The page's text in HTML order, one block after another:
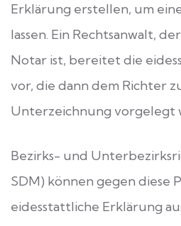
Erklärung erstellen, um
lassen. Ein Rechtsanwalt,
Notar ist, bereitet die
vor, die dann dem Richter
Unterzeichnung vorgelegt
Bezirks- und
SDM) können gegen diese
eidesstattliche Erklärung